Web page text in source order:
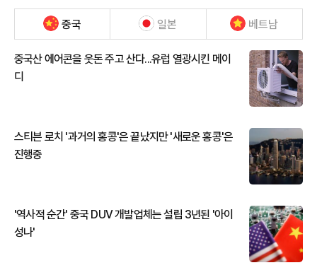
중국 일본 베트남
중국산 에어콘을 웃돈 주고 산다...유럽 열광시킨 메이
디
스티븐 로치 '과거의 홍콩'은 끝났지만 '새로운 홍콩'은
진행중
'역사적 순간' 중국 DUV 개발업체는 설립 3년된 '아이
성나'